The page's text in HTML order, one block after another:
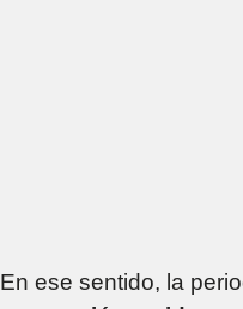
En ese sentido, la